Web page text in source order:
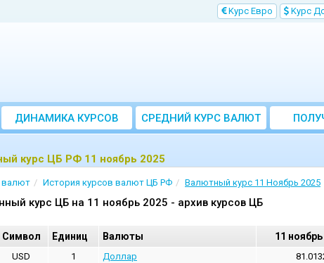
Kурс Евро Kурс
ДИНАМИКА КУРСОВ
CРЕДНИЙ КУРС ВАЛЮТ
ЗА МЕСЯЦ
курс ЦБ РФ 11 ноябрь 2025
валют История курсов валют ЦБ РФ Валютный курс 11 Ноябрь 2025
курс ЦБ на 11 ноябрь 2025 - архив курсов ЦБ
Cимвол Единиц Валюты 11
USD 1 Доллар